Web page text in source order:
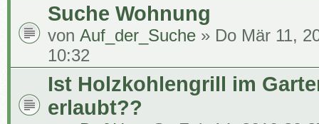
Suche Wohnung
von Auf_der_Suche » Do Mär 11,
10:32
Ist Holzkohlengrill im
erlaubt??